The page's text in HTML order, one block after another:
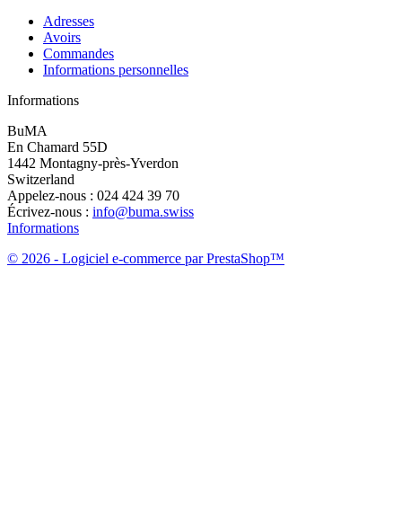
Adresses
Avoirs
Commandes
Informations personnelles
Informations
BuMA
En Chamard 55D
1442 Montagny-près-Yverdon
Switzerland
Appelez-nous : 024 424 39 70
Écrivez-nous : info@buma.swiss
Informations
© 2026 - Logiciel e-commerce par PrestaShop™